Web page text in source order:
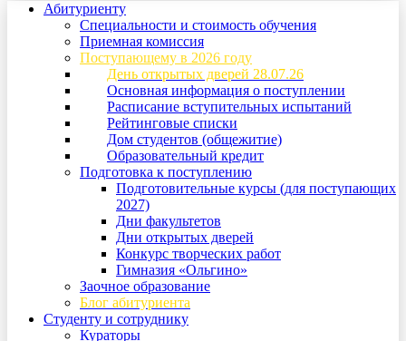
Абитуриенту
Специальности и стоимость обучения
Приемная комиссия
Поступающему в 2026 году
День открытых дверей 28.07.26
Основная информация о поступлении
Расписание вступительных испытаний
Рейтинговые списки
Дом студентов (общежитие)
Образовательный кредит
Подготовка к поступлению
Подготовительные курсы (для поступающих
2027)
Дни факультетов
Дни открытых дверей
Конкурс творческих работ
Гимназия «Ольгино»
Заочное образование
Блог абитуриента
Студенту и сотруднику
Кураторы